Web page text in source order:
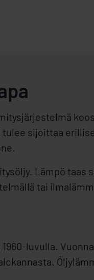
sijoittaa
Lämpö taas
tai
luvulla.